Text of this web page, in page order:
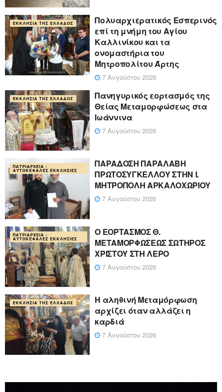
ΕΚΚΛΗΣΊΑ ΤΗΣ ΕΛΛΆΔΟΣ
Πολυαρχιερατικός Εσπερινός
επί τη μνήμη του Αγίου
Καλλινίκου και τα
ονομαστήρια του
Μητροπολίτου Άρτης
7 Αυγούστου 2026
ΕΚΚΛΗΣΊΑ ΤΗΣ ΕΛΛΆΔΟΣ
Πανηγυρικός εορτασμός της
Θείας Μεταμορφώσεως στα
Ιωάννινα
7 Αυγούστου 2026
ΠΑΤΡΙΑΡΧΕΊΑ -
ΑΥΤΟΚΈΦΑΛΕΣ ΕΚΚΛΗΣΊΕΣ
ΠΑΡΑΔΟΣΗ ΠΑΡΑΛΑΒΗ
ΠΡΩΤΟΣΥΓΚΕΛΛΟΥ ΣΤΗΝ Ι.
ΜΗΤΡΟΠΟΛΗ ΑΡΚΑΛΟΧΩΡΙΟΥ
7 Αυγούστου 2026
ΠΑΤΡΙΑΡΧΕΊΑ -
ΑΥΤΟΚΈΦΑΛΕΣ ΕΚΚΛΗΣΊΕΣ
Ο ΕΟΡΤΑΣΜΟΣ Θ.
ΜΕΤΑΜΟΡΦΩΣΕΩΣ ΣΩΤΗΡΟΣ
ΧΡΙΣΤΟΥ ΣΤΗ ΛΕΡΟ
7 Αυγούστου 2026
ΕΚΚΛΗΣΊΑ ΤΗΣ ΕΛΛΆΔΟΣ
Η αληθινή Μεταμόρφωση
αρχίζει όταν αλλάζει η
καρδιά
7 Αυγούστου 2026